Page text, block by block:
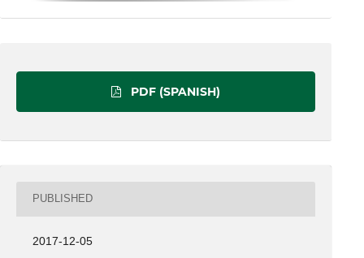
PDF (SPANISH)
PUBLISHED
2017-12-05